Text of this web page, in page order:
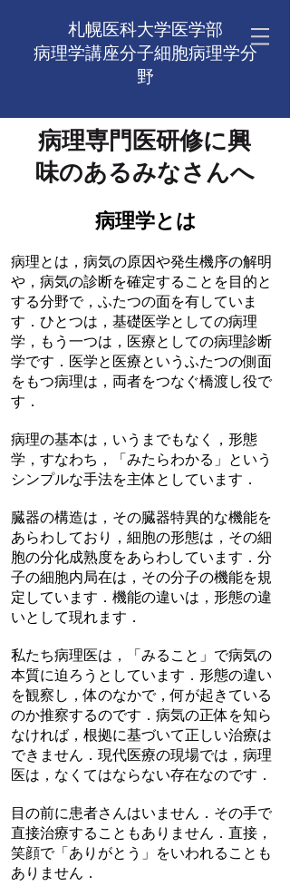
札幌医科大学医学部
病理学講座​分子細胞病理学分
野
病理専門医研修に興
味のあるみなさんへ
​病理学とは
病理とは，病気の原因や発生機序の解明
や，病気の診断を確定することを目的と
する分野で，ふたつの面を有していま
す．ひとつは，基礎医学としての病理
学，もう一つは，医療としての病理診断
学です．医学と医療というふたつの側面
をもつ病理は，両者をつなぐ橋渡し役で
す．
病理の基本は，いうまでもなく，形態
学，すなわち，「みたらわかる」という
シンプルな手法を主体としています．
臓器の構造は，その臓器特異的な機能を
あらわしており，細胞の形態は，その細
胞の分化成熟度をあらわしています．分
子の細胞内局在は，その分子の機能を規
定しています．機能の違いは，形態の違
いとして現れます．
私たち病理医は，「みること」で病気の
本質に迫ろうとしています．形態の違い
を観察し，体のなかで，何が起きている
のか推察するのです．病気の正体を知ら
なければ，根拠に基づいて正しい治療は
できません．現代医療の現場では，病理
医は，なくてはならない存在なのです．
目の前に患者さんはいません．その手で
直接治療することもありません．直接，
笑顔で「ありがとう」をいわれることも
ありません．